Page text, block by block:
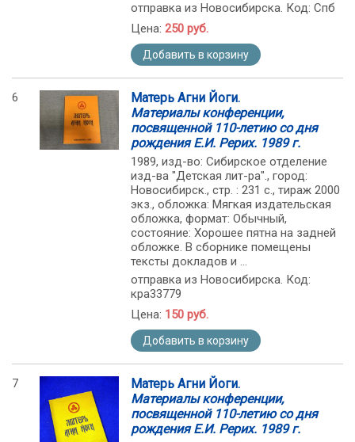
отправка из Новосибирска. Код: Спб
Цена: 250 руб.
Добавить в корзину
6
Матерь Агни Йоги.
Материалы конференции,
посвященной 110-летию со дня
рождения Е.И. Рерих. 1989 г.
1989, изд-во: Сибирское отделение
изд-ва "Детская лит-ра"., город:
Новосибирск., стр. : 231 с., тираж 2000
экз., обложка: Мягкая издательская
обложка, формат: Обычный,
состояние: Хорошее пятна на задней
обложке. В сборнике помещены
тексты докладов и ...
отправка из Новосибирска. Код:
кра33779
Цена: 150 руб.
Добавить в корзину
7
Матерь Агни Йоги.
Материалы конференции,
посвященной 110-летию со дня
рождения Е.И. Рерих. 1989 г.